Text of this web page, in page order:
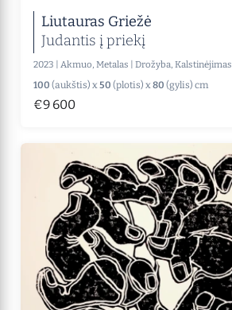
Liutauras Griežė
Judantis į priekį
2023 Akmuo, Metalas
Drožyba, Kalstinėjimas
100 (aukštis) x50 (plotis) x80 (gylis) cm
€9 600